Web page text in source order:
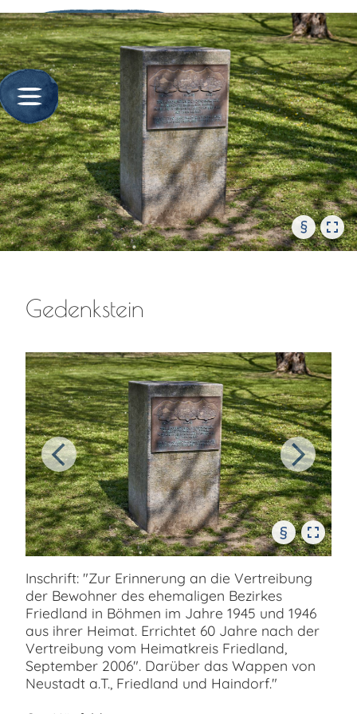
§
Gedenkstein
§
Inschrift: "Zur Erinnerung an die Vertreibung
der Bewohner des ehemaligen Bezirkes
Friedland in Böhmen im Jahre 1945 und 1946
aus ihrer Heimat. Errichtet 60 Jahre nach der
Vertreibung vom Heimatkreis Friedland,
September 2006". Darüber das Wappen von
Neustadt a.T., Friedland und Haindorf."